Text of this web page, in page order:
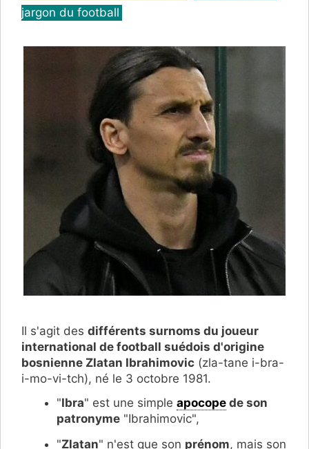
jargon du football
Il s'agit des différents surnoms du joueur
international de football suédois d'origine
bosnienne Zlatan Ibrahimovic (zla-tane i-bra-
i-mo-vi-tch), né le 3 octobre 1981.
"Ibra" est une simple apocope de son
patronyme "Ibrahimovic",
"Zlatan" n'est que son prénom, mais son